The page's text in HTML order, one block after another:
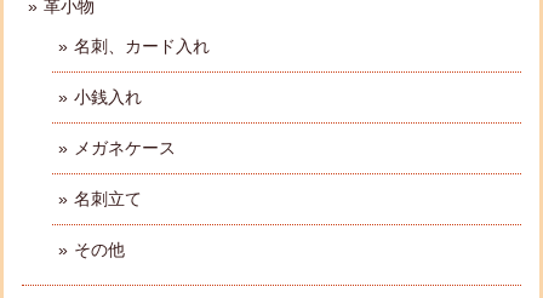
革小物
名刺、カード入れ
小銭入れ
メガネケース
名刺立て
その他